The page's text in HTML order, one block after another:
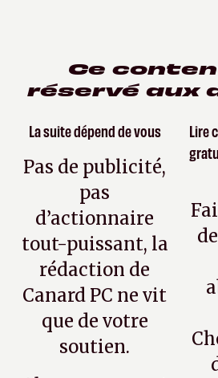
Ce
réservé aux
La suite dépend de vous
Pas de publicité,
pas
d’actionnaire
tout-puissant, la
rédaction de
Canard PC ne vit
que de votre
soutien.
Lire